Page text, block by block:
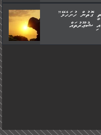
”ނަފްސަށް ވަޤުތީ ގޮތުން ހުށަހެޅޭ